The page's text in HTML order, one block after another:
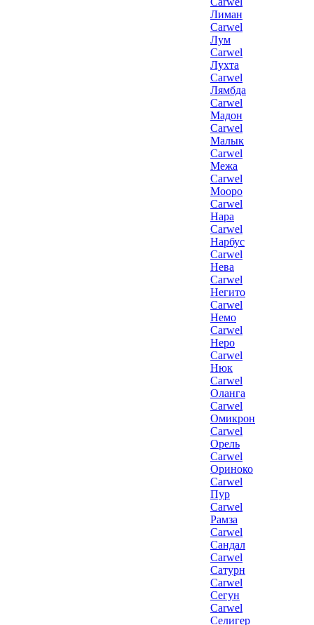
Лиман
Carwel
Лум
Carwel
Лухта
Carwel
Лямбда
Carwel
Мадон
Carwel
Малык
Carwel
Межа
Carwel
Мооро
Carwel
Нара
Carwel
Нарбус
Carwel
Нева
Carwel
Негито
Carwel
Немо
Carwel
Неро
Carwel
Нюк
Carwel
Оланга
Carwel
Омикрон
Carwel
Орель
Carwel
Ориноко
Carwel
Пур
Carwel
Рамза
Carwel
Сандал
Carwel
Сатурн
Carwel
Сегун
Carwel
Селигер